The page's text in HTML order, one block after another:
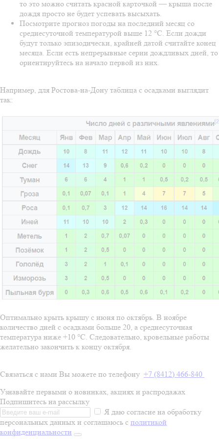
то это можно считать красной карточкой — крыша после
дождя просто не будет успевать высыхать.
Посмотрите прогноз погоды на последний месяц со
среднесуточной температурой выше 12 °C. Если дожди
будут только эпизодически, крайней датой считайте конец
месяца. Если есть непрерывные серии дождливых дней, то
ориентируйтесь на начало первой из них.
Например, для Ростова-на-Дону таблица с осадками выглядит
так:
Оптимально крыть крышу с июня по октябрь. В ноябре
количество дней с осадками больше 20, а среднесуточная
температура ниже +10 °C. Следовательно, кровельные работы
желательно закончить к концу октября.
Связаться с нами Вы можете по телефону +7 (8412) 466-840
Узнавайте первыми о новинках, акциях и распродажах
Подпишитесь на рассылку
Я даю согласие на обработку
персональных данных и соглашаюсь с политикой
конфиденциальности